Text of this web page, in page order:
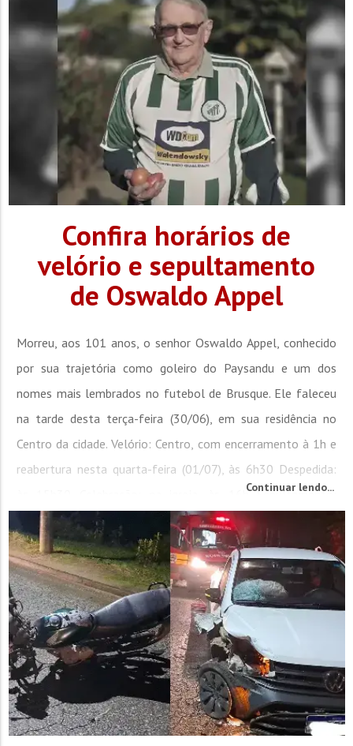
Confira horários de
velório e sepultamento
de Oswaldo Appel
Morreu, aos 101 anos, o senhor Oswaldo Appel, conhecido
por sua trajetória como goleiro do Paysandu e um dos
nomes mais lembrados no futebol de Brusque. Ele faleceu
na tarde desta terça-feira (30/06), em sua residência no
Centro da cidade. Velório: Centro, com encerramento à 1h e
reabertura nesta quarta-feira (01/07), às 6h30 Despedida:
às 15h30 Celebração: na igreja, às 16h Sepultamento:
Cemitério Luterano...
Continuar lendo...